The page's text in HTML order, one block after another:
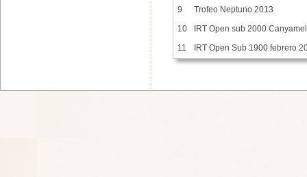
9
Trofeo Neptuno 2013
10
IRT Open sub 2000
11
IRT Open Sub 1900 febrero